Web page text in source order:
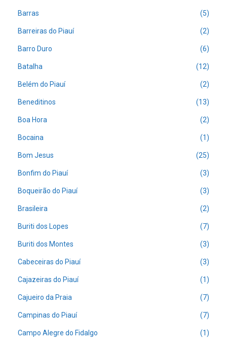
Barras (5)
Barreiras do Piauí (2)
Barro Duro (6)
Batalha (12)
Belém do Piauí (2)
Beneditinos (13)
Boa Hora (2)
Bocaina (1)
Bom Jesus (25)
Bonfim do Piauí (3)
Boqueirão do Piauí (3)
Brasileira (2)
Buriti dos Lopes (7)
Buriti dos Montes (3)
Cabeceiras do Piauí (3)
Cajazeiras do Piauí (1)
Cajueiro da Praia (7)
Campinas do Piauí (7)
Campo Alegre do Fidalgo (1)